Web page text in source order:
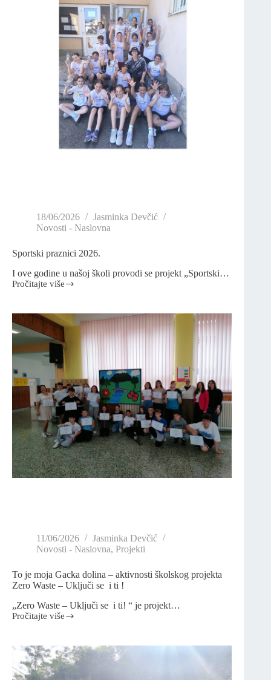
18/06/2026
Jasminka Devčić
Novosti - Naslovna
Sportski praznici 2026.
I ove godine u našoj školi provodi se projekt „Sportski…
Pročitajte više
11/06/2026
Jasminka Devčić
Novosti - Naslovna, Projekti
To je moja Gacka dolina – aktivnosti školskog projekta
Zero Waste – Uključi se i ti !
„Zero Waste – Uključi se i ti! “ je projekt…
Pročitajte više